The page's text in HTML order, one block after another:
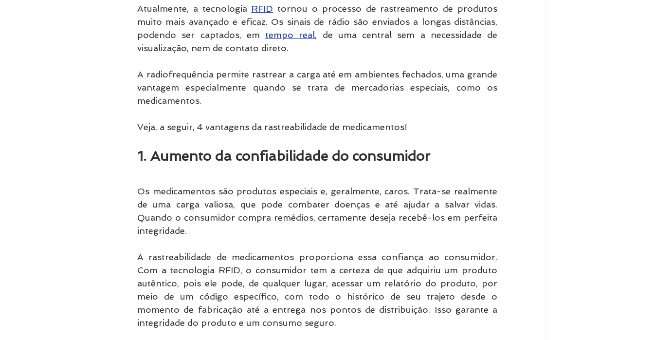
Atualmente, a tecnologia RFID tornou o processo de rastreamento de produtos
muito mais avançado e eficaz. Os sinais de rádio são enviados a longas distâncias,
podendo ser captados, em tempo real, de uma central sem a necessidade de
visualização, nem de contato direto.
A radiofrequência permite rastrear a carga até em ambientes fechados, uma grande
vantagem especialmente quando se trata de mercadorias especiais, como os
medicamentos.
Veja, a seguir, 4 vantagens da rastreabilidade de medicamentos!
1. Aumento da confiabilidade do consumidor
Os medicamentos são produtos especiais e, geralmente, caros. Trata-se realmente
de uma carga valiosa, que pode combater doenças e até ajudar a salvar vidas.
Quando o consumidor compra remédios, certamente deseja recebê-los em perfeita
integridade.
A rastreabilidade de medicamentos proporciona essa confiança ao consumidor.
Com a tecnologia RFID, o consumidor tem a certeza de que adquiriu um produto
autêntico, pois ele pode, de qualquer lugar, acessar um relatório do produto, por
meio de um código específico, com todo o histórico de seu trajeto desde o
momento de fabricação até a entrega nos pontos de distribuição. Isso garante a
integridade do produto e um consumo seguro.